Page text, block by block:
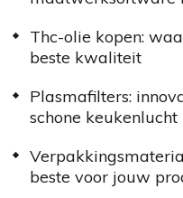
Thc-olie kopen:
beste kwaliteit
Plasmafilters:
schone keukenlucht
beste voor jouw